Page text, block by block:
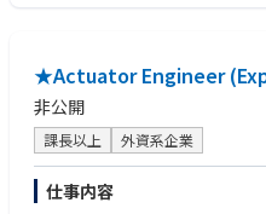
★Actuator Engineer
非公開
課長以上 外資系企業
仕事内容